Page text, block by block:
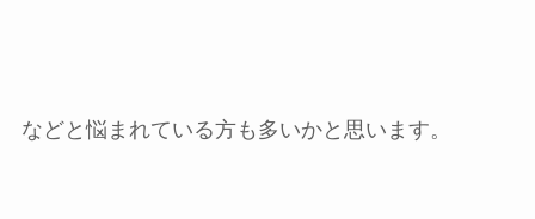
などと悩まれている方も多いかと思います。